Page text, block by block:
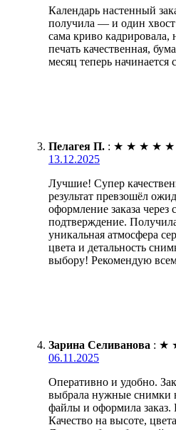
Календарь настенный
получила — и один
сама криво кадрировала,
печать качественная,
месяц теперь начинается
Пелагея П. : ★ ★ ★ ★ ★
13.12.2025
Лучшие! Супер
результат превзошёл
оформление заказа через
подтверждение.
уникальная атмосфера
цвета и детальность
выбору! Рекомендую
Зарина Селиванова : ★
06.11.2025
Оперативно и удобно.
выбрала нужные снимки
файлы и оформила заказ.
Качество на высоте,